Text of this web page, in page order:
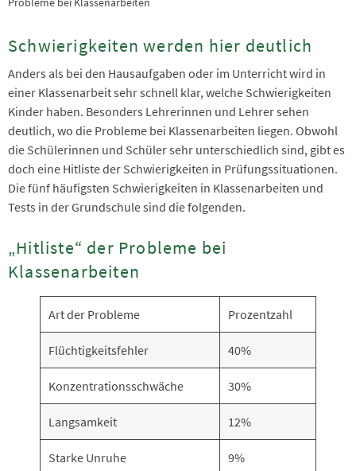
Schwierigkeiten werden hier deutlich
Anders als bei den Hausaufgaben oder im Unterricht wird in
einer Klassenarbeit sehr schnell klar, welche Schwierigkeiten
Kinder haben. Besonders Lehrerinnen und Lehrer sehen
deutlich, wo die Probleme bei Klassenarbeiten liegen. Obwohl
die Schülerinnen und Schüler sehr unterschiedlich sind, gibt es
doch eine Hitliste der Schwierigkeiten in Prüfungssituationen.
Die fünf häufigsten Schwierigkeiten in Klassenarbeiten und
Tests in der Grundschule sind die folgenden.
„Hitliste“ der Probleme bei
Klassenarbeiten
Art der Probleme Prozentzahl
Flüchtigkeitsfehler 40%
Konzentrationsschwäche 30%
Langsamkeit 12%
Starke Unruhe 9%